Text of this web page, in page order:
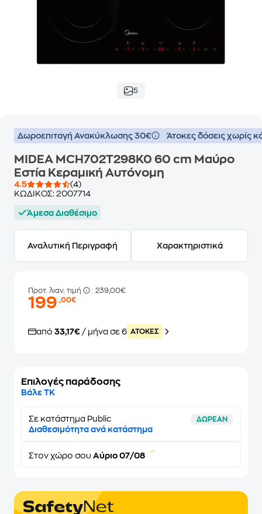
5
Δωροεπιταγή Ανακύκλωσης 30€ Άτοκες δόσεις χωρίς
MIDEA MCH702T298K0 60 cm Μαύρο
Εστία Κεραμική Αυτόνομη
4.5
(4)
ΚΩΔΙΚΟΣ: 2007714
Άμεσα Διαθέσιμο
Αναλυτική Περιγραφή Χαρακτηριστικά
Προτ. λιαν. τιμή : 239,00€
199,00€
από 33,17€ / μήνα σε 6 ATOKEΣ
Επιλογές παράδοσης
Βάλε ΤΚ
Σε κατάστημα Public ΔΩΡΕΑΝ
Διαθεσιμότητα ανά κατάστημα
Στον χώρο σου Αύριο 07/08